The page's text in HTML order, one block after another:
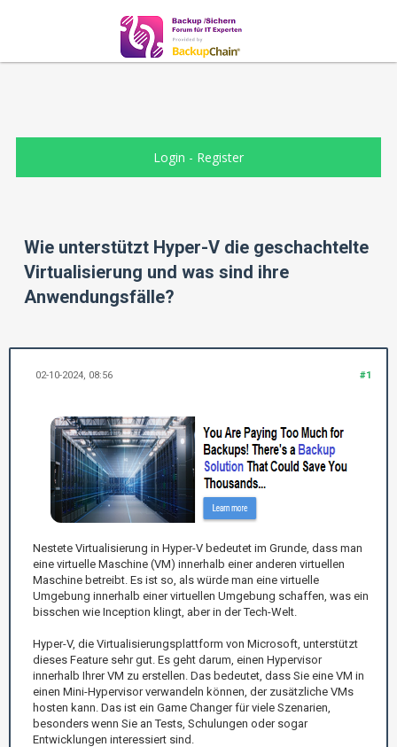
Login - Register
Wie unterstützt Hyper-V die geschachtelte
Virtualisierung und was sind ihre
Anwendungsfälle?
#1
02-10-2024, 08:56
Nestete Virtualisierung in Hyper-V bedeutet im Grunde, dass man
eine virtuelle Maschine (VM) innerhalb einer anderen virtuellen
Maschine betreibt. Es ist so, als würde man eine virtuelle
Umgebung innerhalb einer virtuellen Umgebung schaffen, was ein
bisschen wie Inception klingt, aber in der Tech-Welt.
Hyper-V, die Virtualisierungsplattform von Microsoft, unterstützt
dieses Feature sehr gut. Es geht darum, einen Hypervisor
innerhalb Ihrer VM zu erstellen. Das bedeutet, dass Sie eine VM in
einen Mini-Hypervisor verwandeln können, der zusätzliche VMs
hosten kann. Das ist ein Game Changer für viele Szenarien,
besonders wenn Sie an Tests, Schulungen oder sogar
Entwicklungen interessiert sind.